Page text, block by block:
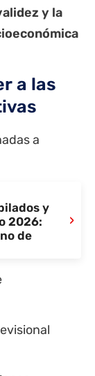
y la
a las
a
y
2026:
de
›